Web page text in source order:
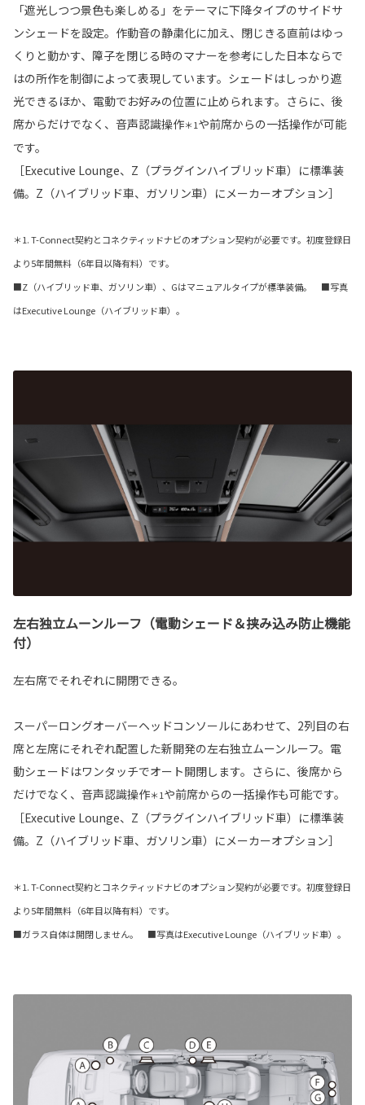
「遮光しつつ景色も楽しめる」をテーマに下降タイプのサイドサ
ンシェードを設定。作動音の静粛化に加え、閉じきる直前はゆっ
くりと動かす、障子を閉じる時のマナーを参考にした日本ならで
はの所作を制御によって表現しています。シェードはしっかり遮
光できるほか、電動でお好みの位置に止められます。さらに、後
席からだけでなく、音声認識操作＊1や前席からの一括操作が可能
です。
［Executive Lounge、Z（プラグインハイブリッド車）に標準装
備。Z（ハイブリッド車、ガソリン車）にメーカーオプション］
＊1. T-Connect契約とコネクティッドナビのオプション契約が必要です。初度登録日
より5年間無料（6年目以降有料）です。
■Z（ハイブリッド車、ガソリン車）、Gはマニュアルタイプが標準装備。 ■写真
はExecutive Lounge（ハイブリッド車）。
左右独立ムーンルーフ（電動シェード＆挟み込み防止機能
付）
左右席でそれぞれに開閉できる。
スーパーロングオーバーヘッドコンソールにあわせて、2列目の右
席と左席にそれぞれ配置した新開発の左右独立ムーンルーフ。電
動シェードはワンタッチでオート開閉します。さらに、後席から
だけでなく、音声認識操作＊1や前席からの一括操作も可能です。
［Executive Lounge、Z（プラグインハイブリッド車）に標準装
備。Z（ハイブリッド車、ガソリン車）にメーカーオプション］
＊1. T-Connect契約とコネクティッドナビのオプション契約が必要です。初度登録日
より5年間無料（6年目以降有料）です。
■ガラス自体は開閉しません。 ■写真はExecutive Lounge（ハイブリッド車）。